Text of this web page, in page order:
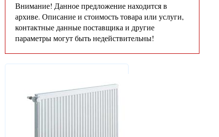
Внимание! Данное предложение находится в
архиве. Описание и стоимость товара или услуги,
контактные данные поставщика и другие
параметры могут быть недействительны!